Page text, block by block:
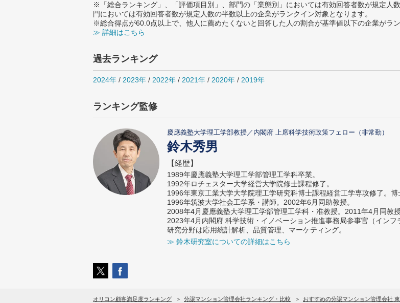
※「総合ランキング」、「評価項目別」、部門の「業態別」においては有効回答者数が規定人
門においては有効回答者数が規定人数の半数以上の企業がランクイン対象となります。
※総合得点が60.0点以上で、他人に薦めたくないと回答した人の割合が基準値以下の企業がラン
≫ 詳細はこちら
過去ランキング
2024年 / 2023年 / 2022年 / 2021年 / 2020年 / 2019年
ランキング監修
慶應義塾大学理工学部教授／内閣府 上席科学技術政策フェロー（非常勤）
鈴木秀男
【経歴】
1989年慶應義塾大学理工学部管理工学科卒業。
1992年ロチェスター大学経営大学院修士課程修了。
1996年東京工業大学大学院理工学研究科博士課程経営工学専攻修了。博
1996年筑波大学社会工学系・講師。2002年6月同助教授。
2008年4月慶應義塾大学理工学部管理工学科・准教授。2011年4月同教授
2023年4月内閣府 科学技術・イノベーション推進事務局参事官（イン
研究分野は応用統計解析、品質管理、マーケティング。
≫ 鈴木研究室についての詳細はこちら
オリコン顧客満足度ランキング 分譲マンション管理会社ランキング・比較 おすすめの分譲マンション管理会社